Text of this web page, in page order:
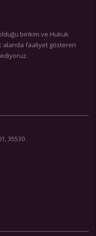
birikim ve Hukuk
alanda faaliyet gösteren
35530